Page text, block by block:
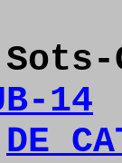
14
DE